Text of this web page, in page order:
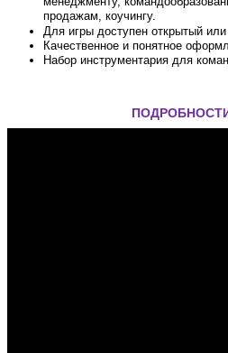
продажам, коучингу.
Для игры доступен открытый
Качественное и понятное
Набор инструментария для